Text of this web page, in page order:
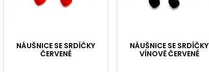
NÁUŠNICE SE SRDÍČKY
ČERVENÉ
NÁUŠNICE SE SRDÍČKY
VÍNOVĚ ČERVENÉ